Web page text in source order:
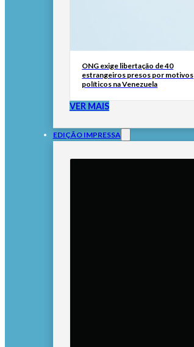
ONG exige libertação de 40
estrangeiros presos por motivos
políticos na Venezuela
VER MAIS
EDIÇÃO IMPRESSA